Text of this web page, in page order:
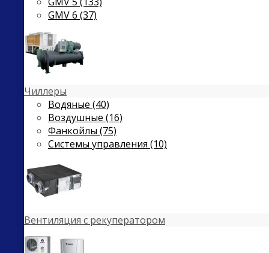
GMV 6 (37)
Чиллеры
Водяные (40)
Воздушные (16)
Фанкойлы (75)
Системы управления (10)
Вентиляция с рекуператором